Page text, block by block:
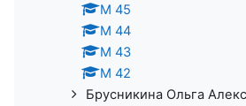
М 45
М 44
М 43
М 42
Брусникина Ольга